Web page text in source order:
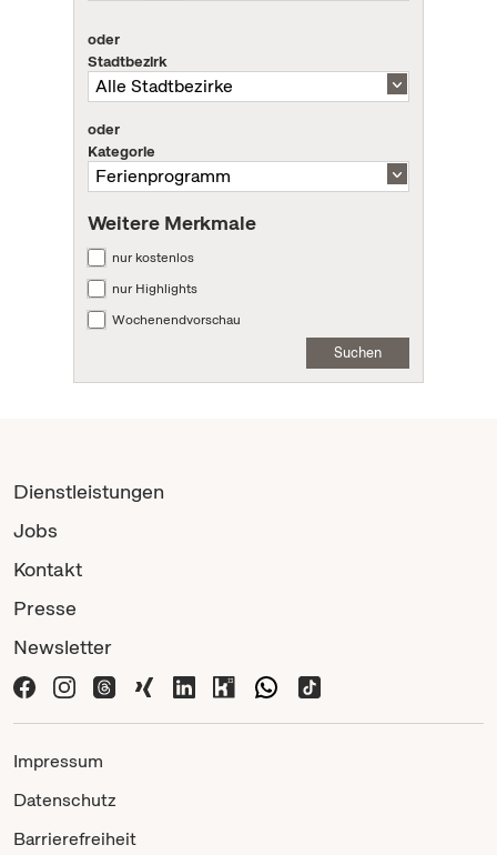
oder
Stadtbezirk
oder
Kategorie
Weitere Merkmale
nur kostenlos
nur Highlights
Wochenendvorschau
Suchen
Dienstleistungen
Jobs
Kontakt
Presse
Newsletter
Impressum
Datenschutz
Barrierefreiheit